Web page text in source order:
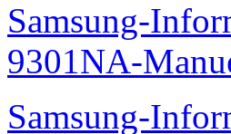
Samsung-
9301NA-
Samsung-